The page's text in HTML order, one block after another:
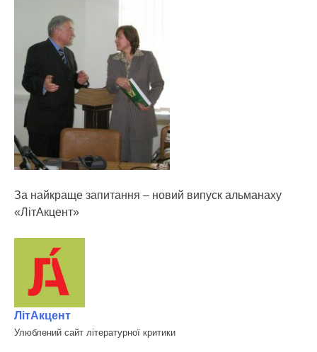
За найкраще запитання – новий випуск альманаху
«ЛітАкцент»
ЛітАкцент
Улюблений сайт літературної критики